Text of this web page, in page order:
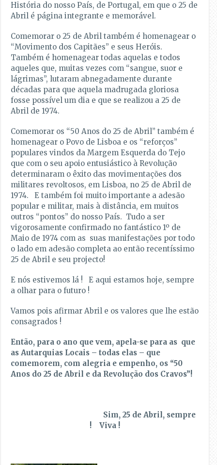
História do nosso País, de Portugal, em que o 25 de
Abril é página integrante e memorável.
Comemorar o 25 de Abril também é homenagear o
“Movimento dos Capitães” e seus Heróis.
Também é homenagear todas aquelas e todos
aqueles que, muitas vezes com “sangue, suor e
lágrimas”, lutaram abnegadamente durante
décadas para que aquela madrugada gloriosa
fosse possível um dia e que se realizou a 25 de
Abril de 1974.
Comemorar os “50 Anos do 25 de Abril” também é
homenagear o Povo de Lisboa e os “reforços”
populares vindos da Margem Esquerda do Tejo
que com o seu apoio entusiástico à Revolução
determinaram o êxito das movimentações dos
militares revoltosos, em Lisboa, no 25 de Abril de
1974. E também foi muito importante a adesão
popular e militar, mais à distância, em muitos
outros “pontos” do nosso País. Tudo a ser
vigorosamente confirmado no fantástico 1º de
Maio de 1974 com as suas manifestações por todo
o lado em adesão completa ao então recentíssimo
25 de Abril e seu projecto!
E nós estivemos lá ! E aqui estamos hoje, sempre
a olhar para o futuro !
Vamos pois afirmar Abril e os valores que lhe estão
consagrados !
Então, para o ano que vem, apela-se para as que
as Autarquias Locais – todas elas – que
comemorem, com alegria e empenho, os “50
Anos do 25 de Abril e da Revolução dos Cravos”!
Sim, 25 de Abril, sempre
! Viva !